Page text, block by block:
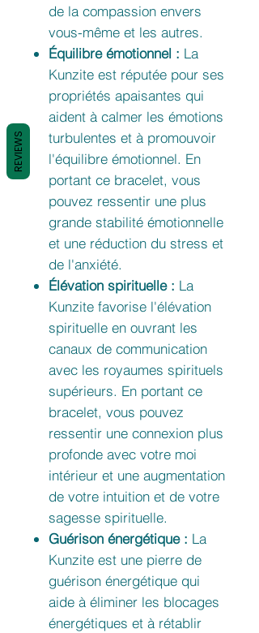
de la compassion envers
vous-même et les autres.
Équilibre émotionnel : La
Kunzite est réputée pour ses
propriétés apaisantes qui
aident à calmer les émotions
turbulentes et à promouvoir
l'équilibre émotionnel. En
portant ce bracelet, vous
pouvez ressentir une plus
grande stabilité émotionnelle
et une réduction du stress et
de l'anxiété.
Élévation spirituelle : La
Kunzite favorise l'élévation
spirituelle en ouvrant les
canaux de communication
avec les royaumes spirituels
supérieurs. En portant ce
bracelet, vous pouvez
ressentir une connexion plus
profonde avec votre moi
intérieur et une augmentation
de votre intuition et de votre
sagesse spirituelle.
Guérison énergétique : La
Kunzite est une pierre de
guérison énergétique qui
aide à éliminer les blocages
énergétiques et à rétablir
REVIEWS